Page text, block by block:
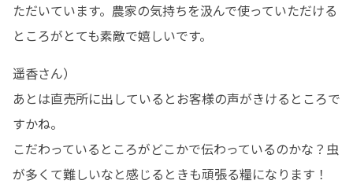
ただいています。農家の気持ちを汲んで使っていただける
ところがとても素敵で嬉しいです。
遥香さん）
あとは直売所に出しているとお客様の声がきけるところで
すかね。
こだわっているところがどこかで伝わっているのかな？虫
が多くて難しいなと感じるときも頑張る糧になります！